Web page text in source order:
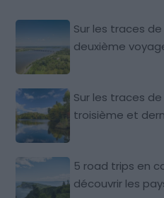
Sur les traces
deuxième
Sur les traces
troisième et
5 road trips en
découvrir les